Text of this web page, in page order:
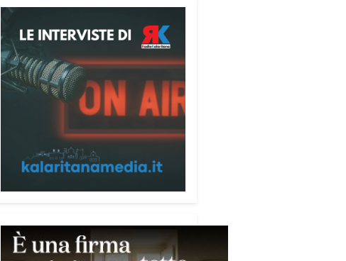
Attenzione alle telefonate
Una pubblicazione di servizio
dedicata alla prevenzione delle
truffe ai danni degli anziani e delle
persone più fragili. Si tratta del
Vademecum contro le truffe,
persone più vulnerabili. «L’idea di
realizzare il Vademecum – ha detto